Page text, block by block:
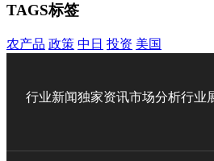
TAGS标签
农产品 政策 中日 投资 美国
行业新闻独家资讯市场分析行业